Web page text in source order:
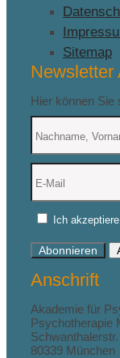
Sitemap
Newsletter
Hier können Sie
Ich
Abonnieren
Anschrift
Akademie für
Psychotherapie
80339 München